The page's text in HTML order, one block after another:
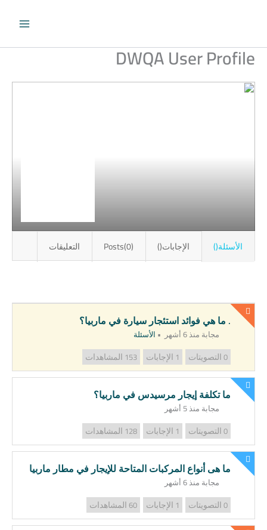
DWQA User Profile
الأسئلة() الإجابات() Posts(0) التعليقات
. ما هي فوائد استئجار سيارة في ماربيا؟
مجابة منذ 6 أشهر • الأسئلة
153المشاهدات الإجابات التصويتات
ما تكلفة إيجار مرسيدس في ماربيا؟
مجابة منذ 5 أشهر
128المشاهدات الإجابات التصويتات
ما هى أنواع المركبات المتاحة للإيجار في مطار ماربيا
مجابة منذ 6 أشهر
المشاهدات الإجابات التصويتات